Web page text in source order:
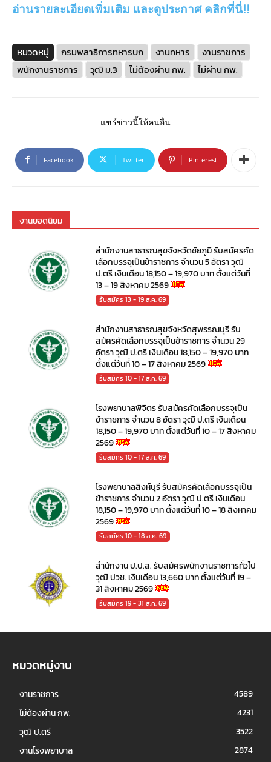
อ่านรายละเอียดเพิ่มเติม และดูประกาศ คลิกที่นี่!!
หมวดหมู่ กรมพลาธิการทหารบก งานทหาร
งานราชการ
พนักงานราชการ
วุฒิ ม.3 ไม่ต้องผ่าน กพ. ไม่ผ่าน กพ.
แชร์ข่าวนี้ให้คนอื่น
Facebook Twitter Pinterest
งานยอดนิยม
สำนักงานสาธารณสุขจังหวัดชัยภูมิ รับสมัครคัด
เลือกบรรจุเป็นข้าราชการ จำนวน 5 อัตรา วุฒิ
ป.ตรี เงินเดือน 18,150 – 19,970 บาท ตั้งแต่วันที่
13 – 19 สิงหาคม 2569
รับสมัคร 13 - 19 ส.ค. 69
สำนักงานสาธารณสุขจังหวัดสุพรรณบุรี รับ
สมัครคัดเลือกบรรจุเป็นข้าราชการ จำนวน 29
อัตรา วุฒิ ป.ตรี เงินเดือน 18,150 – 19,970 บาท
ตั้งแต่วันที่ 10 – 17 สิงหาคม 2569
รับสมัคร 10 - 17 ส.ค. 69
โรงพยาบาลพิจิตร รับสมัครคัดเลือกบรรจุเป็น
ข้าราชการ จำนวน 8 อัตรา วุฒิ ป.ตรี เงินเดือน
18,150 – 19,970 บาท ตั้งแต่วันที่ 10 – 17 สิงหาคม
2569
รับสมัคร 10 - 17 ส.ค. 69
โรงพยาบาลสิงห์บุรี รับสมัครคัดเลือกบรรจุเป็น
ข้าราชการ จำนวน 2 อัตรา วุฒิ ป.ตรี เงินเดือน
18,150 – 19,970 บาท ตั้งแต่วันที่ 10 – 18 สิงหาคม
2569
รับสมัคร 10 - 18 ส.ค. 69
สำนักงาน ป.ป.ส. รับสมัครพนักงานราชการทั่วไป
วุฒิ ปวช. เงินเดือน 13,660 บาท ตั้งแต่วันที่ 19 –
31 สิงหาคม 2569
รับสมัคร 19 - 31 ส.ค. 69
หมวดหมู่งาน
งานราชการ
4589
ไม่ต้องผ่าน กพ.
4231
วุฒิ ป.ตรี
3522
งานโรงพยาบาล
2874